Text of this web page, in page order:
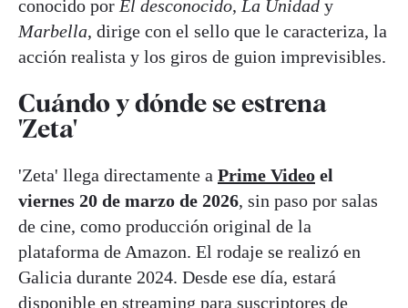
conocido por El desconocido, La Unidad y
Marbella, dirige con el sello que le caracteriza, la
acción realista y los giros de guion imprevisibles.
Cuándo y dónde se estrena
'Zeta'
'Zeta' llega directamente a Prime Video el
viernes 20 de marzo de 2026, sin paso por salas
de cine, como producción original de la
plataforma de Amazon. El rodaje se realizó en
Galicia durante 2024. Desde ese día, estará
disponible en streaming para suscriptores de